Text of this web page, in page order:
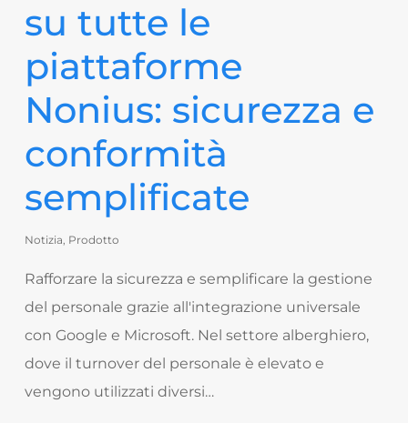
su tutte le
piattaforme
Nonius: sicurezza e
conformità
semplificate
Notizia Prodotto
Rafforzare la sicurezza e semplificare la gestione
del personale grazie all'integrazione universale
con Google e Microsoft. Nel settore alberghiero,
dove il turnover del personale è elevato e
vengono utilizzati diversi…